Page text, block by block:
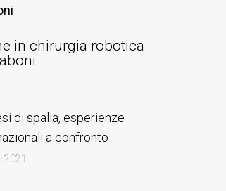
in chirurgia robotica
di spalla, esperienze
a confronto
2021